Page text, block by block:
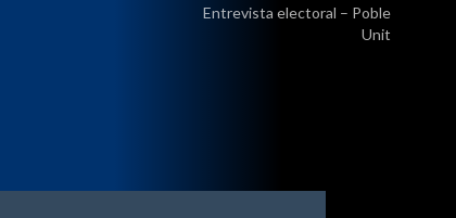
Entrevista electoral – Poble
Unit